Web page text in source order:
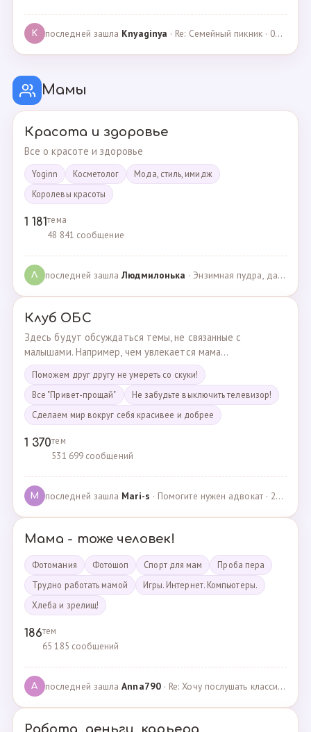
K последней зашла Knyaginya · Re: Семейный пикник · 07.05.2025
Мамы
Красота и здоровье
Все о красоте и здоровье
Yoginn Косметолог
Мода, стиль, имидж
Королевы красоты
1 181тема
48 841 сообщение
Л последней зашлаЛюдмилонькa · Энзимная пудра, да или нет? · 29.06.2025
Клуб ОБС
Здесь будут обсуждаться темы, не связанные с
малышами. Например, чем увлекается мама...
Поможем друг другу не умереть со скуки!
Все "Привет-прощай"
Не забудьте выключить телевизор!
Сделаем мир вокруг себя красивее и добрее
1 370тем
531 699 сообщений
M последней зашла Mari-s · Помогите нужен адвокат · 24.04.2025
Мама - тоже человек!
Фотомания Фотошоп Спорт для мам
Проба пера
Трудно работать мамой
Игры. Интернет. Компьютеры.
Хлеба и зрелищ!
186тем
65 185 сообщений
A последней зашлаAnna790· Re: Хочу послушать классику · 22.03.2025
Работа, деньги, карьера